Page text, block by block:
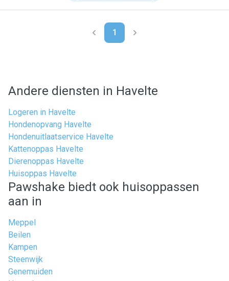
1
Andere diensten in Havelte
Logeren in Havelte
Hondenopvang Havelte
Hondenuitlaatservice Havelte
Kattenoppas Havelte
Dierenoppas Havelte
Huisoppas Havelte
Pawshake biedt ook huisoppassen
aan in
Meppel
Beilen
Kampen
Steenwijk
Genemuiden